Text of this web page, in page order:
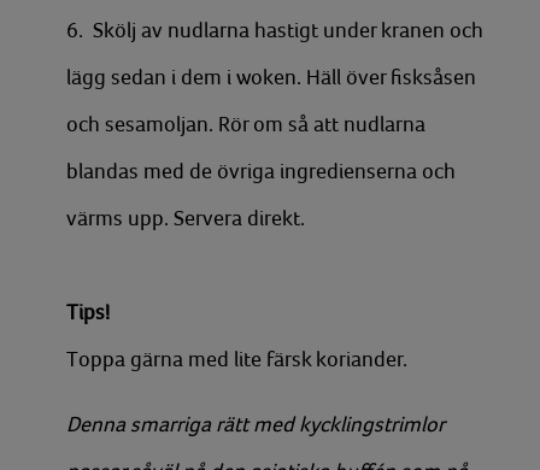
6. Skölj av nudlarna hastigt under kranen och
lägg sedan i dem i woken. Häll över fisksåsen
och sesamoljan. Rör om så att nudlarna
blandas med de övriga ingredienserna och
värms upp. Servera direkt.
Tips!
Toppa gärna med lite färsk koriander.
Denna smarriga rätt med kycklingstrimlor